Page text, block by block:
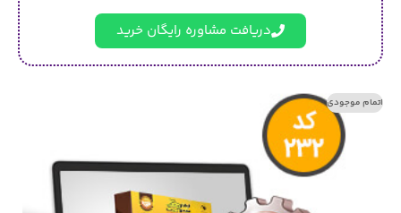
دریافت مشاوره رایگان خرید
اتمام موجودی